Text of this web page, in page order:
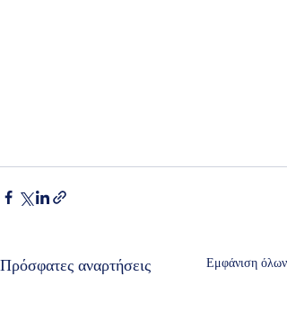
Πρόσφατες αναρτήσεις Εμφάνιση όλων